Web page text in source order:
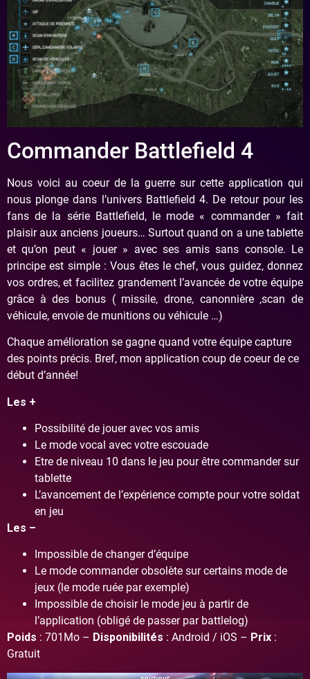
Commander Battlefield 4
Nous voici au coeur de la guerre sur cette application qui
nous plonge dans l’univers Battlefield 4. De retour pour les
fans de la série Battlefield, le mode « commander » fait
plaisir aux anciens joueurs… Surtout quand on a une tablette
et qu’on peut « jouer » avec ses amis sans console. Le
principe est simple : Vous êtes le chef, vous guidez, donnez
vos ordres, et facilitez grandement l’avancée de votre équipe
grâce à des bonus ( missile, drone, canonnière ,scan de
véhicule, envoie de munitions ou véhicule …)
Chaque amélioration se gagne quand votre équipe capture
des points précis. Bref, mon application coup de coeur de ce
début d’année!
Les +
Possibilité de jouer avec vos amis
Le mode vocal avec votre escouade
Etre de niveau 10 dans le jeu pour être commander sur
tablette
L’avancement de l’expérience compte pour votre soldat
en jeu
Les –
Impossible de changer d’équipe
Le mode commander obsolète sur certains mode de
jeux (le mode ruée par exemple)
Impossible de choisir le mode jeu à partir de
l’application (obligé de passer par battlelog)
Poids : 701Mo – Disponibilités : Android / iOS – Prix :
Gratuit